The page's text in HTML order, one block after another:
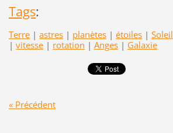
Tags:
Terre | astres | planètes | étoiles | Soleil
| vitesse | rotation | Anges | Galaxie
« Précédent